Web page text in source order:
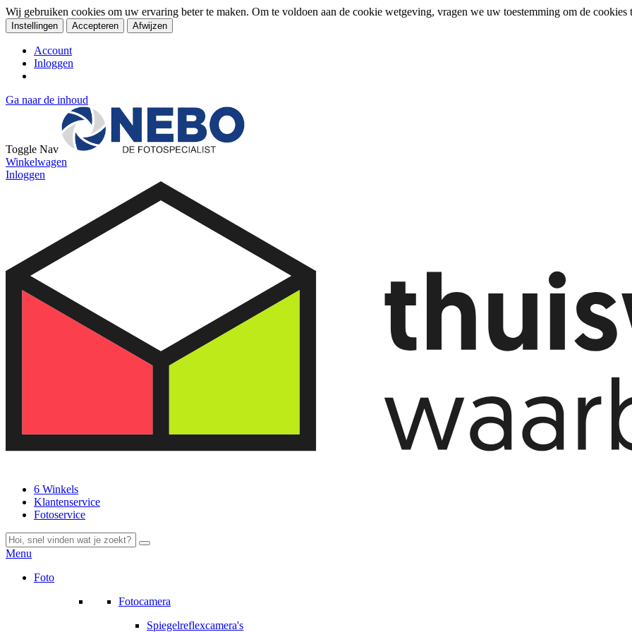
Wij gebruiken cookies om uw ervaring beter te maken. Om te voldoen aan de cookie wetgeving, vragen we uw toestemming om de cookies
Instellingen Accepteren Afwijzen
Account
Inloggen
Ga naar de inhoud
Toggle Nav
Winkelwagen
Inloggen
6 Winkels
Klantenservice
Fotoservice
Menu
Foto
Fotocamera
Spiegelreflexcamera's